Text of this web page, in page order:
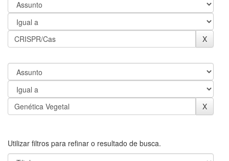
Utilizar filtros para refinar o resultado de busca.